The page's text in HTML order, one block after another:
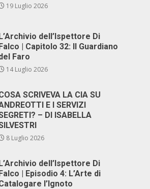
19 Luglio 2026
dell’Ispettore Di
| Capitolo 32: Il Guardiano
Faro
14 Luglio 2026
SCRIVEVA LA CIA SU
E I SERVIZI
– DI ISABELLA
8 Luglio 2026
dell’Ispettore Di
| Episodio 4: L’Arte di
l’Ignoto